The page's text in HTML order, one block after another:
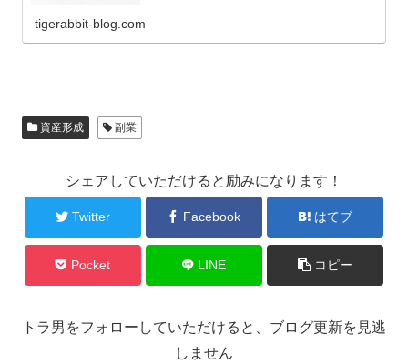
tigerabbit-blog.com
資産形成 副業
シェアしていただけると励みになります！
Twitter Facebook はてブ
Pocket LINE コピー
トラ男をフォローしていただけると、ブログ更新を見逃
しません